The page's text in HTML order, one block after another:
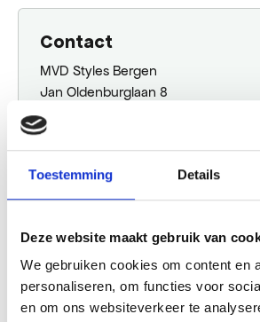
Toestemming Details
Deze website maakt gebruik van
We gebruiken cookies om content en
personaliseren, om functies voor
en om ons websiteverkeer te
Contact
MVD Styles Bergen
Jan Oldenburglaan 8
1861 JT Bergen Nh
072-785 44 30
Plan jouw route
Website
Bezoek website